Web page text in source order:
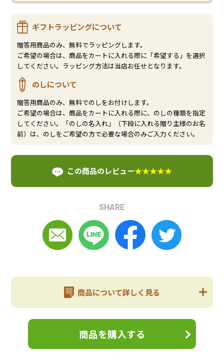
ギフトラッピングについて
贈答用商品のみ、無料でラッピングします。
ご希望の場合は、商品をカートに入れる際に「希望する」を選択
してください。ラッピング方法は当店お任せとなります。
のしについて
贈答用商品のみ、無料でのしをお付けします。
ご希望の場合は、商品をカートに入れる際に、のしの種類を指定
してください。「のしの名入れ」（下段に入れる贈り主様のお名
前）は、のしをご希望の方で必要な場合のみご入力ください。
この商品のレビュー★★★★★
SHARE
商品について詳しく見る
商品を購入する